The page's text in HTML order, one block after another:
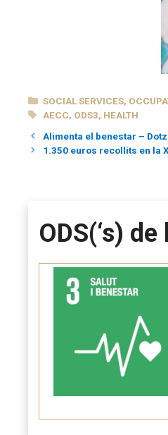
CATEGORIES
SOCIAL SERVICES,
TAGS
AECC, ODS3, HEALTH
Alimenta el benestar –
1.350 euros recollits en la
ODS(‘s)